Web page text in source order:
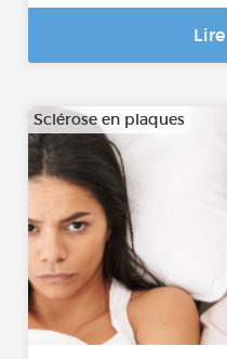
Sclérose en plaques